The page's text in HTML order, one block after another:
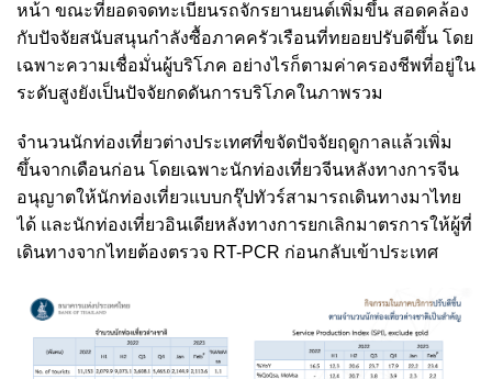
หน้า ขณะที่ยอดจดทะเบียนรถจักรยานยนต์เพิ่มขึ้น สอดคล้อง
กับปัจจัยสนับสนุนกำลังซื้อภาคครัวเรือนที่ทยอยปรับดีขึ้น โดย
เฉพาะความเชื่อมั่นผู้บริโภค อย่างไรก็ตามค่าครองชีพที่อยู่ใน
ระดับสูงยังเป็นปัจจัยกดดันการบริโภคในภาพรวม
จำนวนนักท่องเที่ยวต่างประเทศที่ขจัดปัจจัยฤดูกาลแล้วเพิ่ม
ขึ้นจากเดือนก่อน โดยเฉพาะนักท่องเที่ยวจีนหลังทางการจีน
อนุญาตให้นักท่องเที่ยวแบบกรุ๊ปทัวร์สามารถเดินทางมาไทย
ได้ และนักท่องเที่ยวอินเดียหลังทางการยกเลิกมาตรการให้ผู้ที่
เดินทางจากไทยต้องตรวจ RT-PCR ก่อนกลับเข้าประเทศ